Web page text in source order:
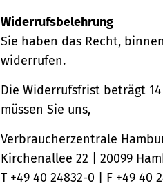
Widerrufsbelehrung
Sie haben das Recht,
widerrufen.
Die Widerrufsfrist beträgt
müssen Sie uns,
Verbraucherzentrale
Kirchenallee 22 | 20099
T +49 40 24832-0 | F +49 40